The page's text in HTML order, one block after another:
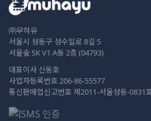
㈜무하유
서울시 성동구 성수일로 8길 5
서울숲 SK V1 A동 2층 (04793)
대표이사 신동호
사업자등록번호 206-86-55577
통신판매업신고번호 제2011-서울성동-0831